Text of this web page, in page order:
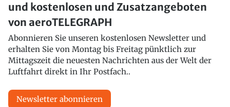
und kostenlosen und Zusatzangeboten
von aeroTELEGRAPH
Abonnieren Sie unseren kostenlosen Newsletter und
erhalten Sie von Montag bis Freitag pünktlich zur
Mittagszeit die neuesten Nachrichten aus der Welt der
Luftfahrt direkt in Ihr Postfach..
Newsletter abonnieren